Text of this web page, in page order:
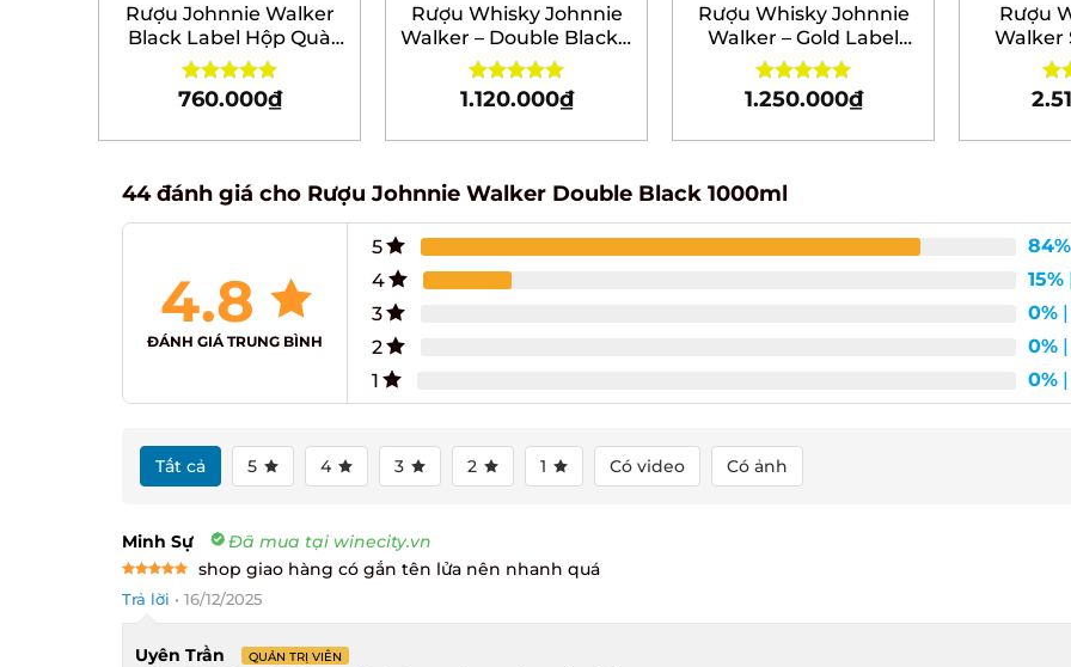
Rượu Johnnie Walker
Black Label Hộp Quà
Tết 2026
Rated4.93
760.000₫
Rượu Whisky Johnnie
Walker – Double Black –
Hộp quà tết 2026
Rated5.00
1.120.000₫
Rượu Whisky Johnnie
Walker – Gold Label
Reserve – Hộp quà tết
2026
Rated5.00
1.250.000₫
Rượu
Walker
năm –
44 đánh giá choRượu Johnnie Walker Double Black 1000ml
4.8
ĐÁNH GIÁ TRUNG BÌNH
5 84%
4
15%|
3
0%|
2
0%|
0%|
Tất cả 5 4 3 2 1 Có video Có ảnh
Minh Sự Đã mua tại winecity.vn
out of 5
shop giao hàng có gắn tên lửa nên nhanh quá
Trả lời • 16/12/2025
Uyên Trần QUẢN TRỊ VIÊN